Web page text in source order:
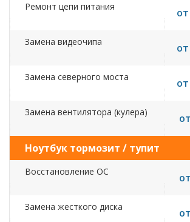
Ремонт цепи питания
Замена видеочипа
Замена северного моста
Замена вентилятора (кулера)
Ноутбук тормозит / тупит
Восстановление ОС
Замена жесткого диска